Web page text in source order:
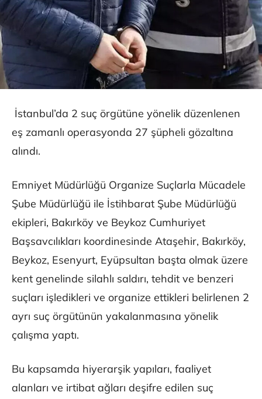
İstanbul’da 2 suç örgütüne yönelik düzenlenen
eş zamanlı operasyonda 27 şüpheli gözaltına
alındı.
Emniyet Müdürlüğü Organize Suçlarla Mücadele
Şube Müdürlüğü ile İstihbarat Şube Müdürlüğü
ekipleri, Bakırköy ve Beykoz Cumhuriyet
Başsavcılıkları koordinesinde Ataşehir, Bakırköy,
Beykoz, Esenyurt, Eyüpsultan başta olmak üzere
kent genelinde silahlı saldırı, tehdit ve benzeri
suçları işledikleri ve organize ettikleri belirlenen 2
ayrı suç örgütünün yakalanmasına yönelik
çalışma yaptı.
Bu kapsamda hiyerarşik yapıları, faaliyet
alanları ve irtibat ağları deşifre edilen suç